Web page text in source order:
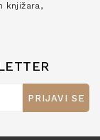
knjižara,
PRIJAVI SE